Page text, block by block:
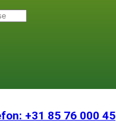
+31 85 76 000 45